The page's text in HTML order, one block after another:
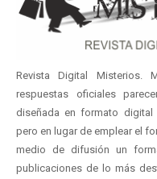
Revista Digital Misterios.
respuestas oficiales
diseñada en formato digital
pero en lugar de emplear el
medio de difusión un
publicaciones de lo más